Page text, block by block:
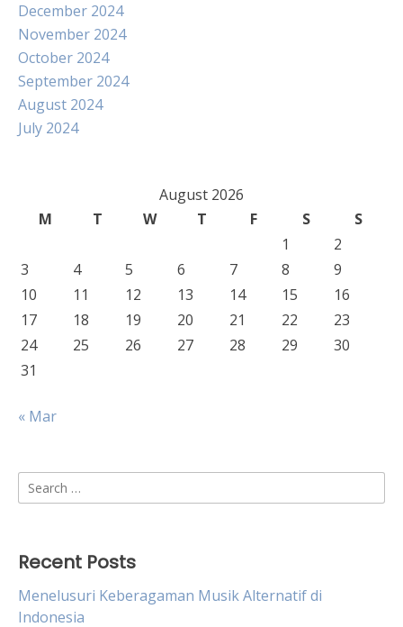
December 2024
November 2024
October 2024
September 2024
August 2024
July 2024
August 2026
M
T W T F S
S
1
2
3
4 5 6 7 8
9
10
11 12 13 14 15
16
17
18 19 20 21 22
23
24
25 26 27 28 29
30
31
« Mar
Search
for:
Recent Posts
Menelusuri Keberagaman Musik Alternatif di
Indonesia